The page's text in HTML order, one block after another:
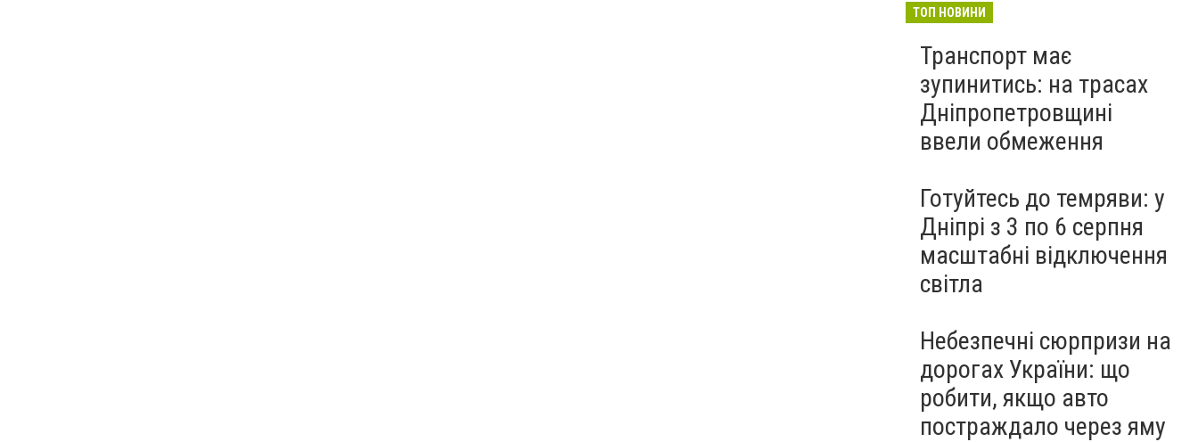
ТОП НОВИНИ
Транспорт має
зупинитись: на трасах
Дніпропетровщині
ввели обмеження
Готуйтесь до темряви: у
Дніпрі з 3 по 6 серпня
масштабні відключення
світла
Небезпечні сюрпризи на
дорогах України: що
робити, якщо авто
постраждало через яму